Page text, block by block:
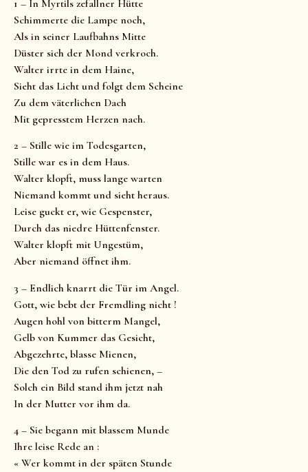
1 – In Myrtils zefallner Hütte
Schimmerte die Lampe noch,
Als in seiner Laufbahns Mitte
Düster sich der Mond verkroch.
Walter irrte in dem Haine,
Sieht das Licht und folgt dem Scheine
Zu dem väterlichen Dach
Mit gepresstem Herzen nach.
2 – Stille wie im Todesgarten,
Stille war es in dem Haus.
Walter klopft, muss lange warten
Niemand kommt und sieht heraus.
Leise guckt er, wie Gespenster,
Durch das niedre Hüttenfenster.
Walter klopft mit Ungestüm,
Aber niemand öffnet ihm.
3 – Endlich knarrt die Tür im Angel.
Gott, wie bebt der Fremdling nicht !
Augen hohl von bitterm Mangel,
Gelb von Kummer das Gesicht,
Abgezehrte, blasse Mienen,
Die den Tod zu rufen schienen, –
Solch ein Bild stand ihm jetzt nah
In der Mutter vor ihm da.
4 – Sie begann mit blassem Munde
Ihre leise Rede an :
« Wer kommt in der späten Stunde